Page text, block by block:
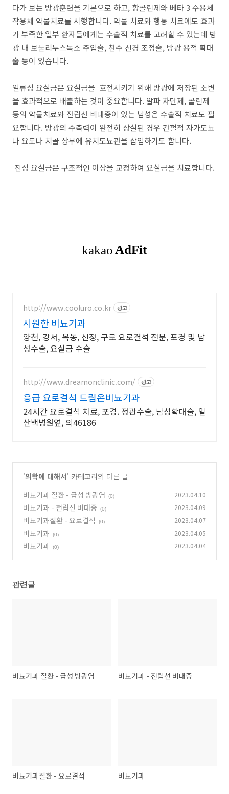
다가 보는 방광훈련을 기본으로 하고, 항콜린제와 베타 3 수용체
작용체 약물치료를 시행합니다. 약물 치료와 행동 치료에도 효과
가 부족한 일부 환자들에게는 수술적 치료를 고려할 수 있는데 방
광 내 보툴리누스독소 주입술, 천수 신경 조정술, 방광 용적 확대
술 등이 있습니다.
일류성 요실금은 요실금을 호전시키기 위해 방광에 저장된 소변
을 효과적으로 배출하는 것이 중요합니다. 알파 차단제, 콜린제
등의 약물치료와 전립선 비대증이 있는 남성은 수술적 치료도 필
요합니다. 방광의 수축력이 완전히 상실된 경우 간헐적 자가도뇨
나 요도나 치골 상부에 유치도뇨관을 삽입하기도 합니다.
진성 요실금은 구조적인 이상을 교정하여 요실금을 치료합니다.
http://www.cooluro.co.kr 광고
시원한 비뇨기과
양천, 강서, 목동, 신정, 구로 요로결석 전문, 포경 및 남
성수술, 요실금 수술
http://www.dreamonclinic.com/ 광고
응급 요로결석 드림온비뇨기과
24시간 요로결석 치료, 포경. 정관수술, 남성확대술, 일
산백병원옆, 의46186
'의학에 대해서' 카테고리의 다른 글
비뇨기과 질환 - 급성 방광염
(0) 2023.04.10
비뇨기과 - 전립선 비대증 (0) 2023.04.09
비뇨기과질환 - 요로결석 (0) 2023.04.07
비뇨기과 (0) 2023.04.05
비뇨기과 (0) 2023.04.04
관련글
비뇨기과 질환 - 급성 방광염 비뇨기과 - 전립선 비대증
비뇨기과질환 - 요로결석 비뇨기과